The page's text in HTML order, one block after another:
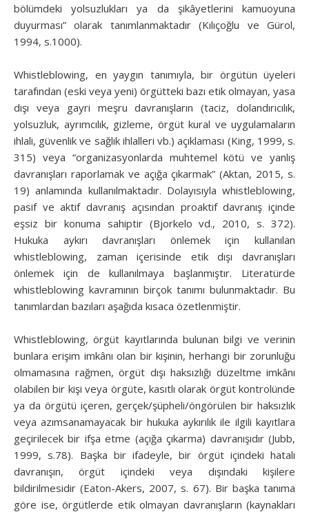
bölümdeki yolsuzlukları ya da şikâyetlerini kamuoyuna
duyurması” olarak tanımlanmaktadır (Kılıçoğlu ve Gürol,
1994, s.1000).
Whistleblowing, en yaygın tanımıyla, bir örgütün üyeleri
tarafından (eski veya yeni) örgütteki bazı etik olmayan, yasa
dışı veya gayri meşru davranışların (taciz, dolandırıcılık,
yolsuzluk, ayrımcılık, gizleme, örgüt kural ve uygulamaların
ihlali, güvenlik ve sağlık ihlalleri vb.) açıklaması (King, 1999, s.
315) veya “organizasyonlarda muhtemel kötü ve yanlış
davranışları raporlamak ve açığa çıkarmak” (Aktan, 2015, s.
19) anlamında kullanılmaktadır. Dolayısıyla whistleblowing,
pasif ve aktif davranış açısından proaktif davranış içinde
eşsiz bir konuma sahiptir (Bjorkelo vd., 2010, s. 372).
Hukuka aykırı davranışları önlemek için kullanılan
whistleblowing, zaman içerisinde etik dışı davranışları
önlemek için de kullanılmaya başlanmıştır. Literatürde
whistleblowing kavramının birçok tanımı bulunmaktadır. Bu
tanımlardan bazıları aşağıda kısaca özetlenmiştir.
Whistleblowing, örgüt kayıtlarında bulunan bilgi ve verinin
bunlara erişim imkânı olan bir kişinin, herhangi bir zorunluğu
olmamasına rağmen, örgüt dışı haksızlığı düzeltme imkânı
olabilen bir kişi veya örgüte, kasıtlı olarak örgüt kontrolünde
ya da örgütü içeren, gerçek/şüpheli/öngörülen bir haksızlık
veya azımsanamayacak bir hukuka aykırılık ile ilgili kayıtlara
geçirilecek bir ifşa etme (açığa çıkarma) davranışıdır (Jubb,
1999, s.78). Başka bir ifadeyle, bir örgüt içindeki hatalı
davranışın, örgüt içindeki veya dışındaki kişilere
bildirilmesidir (Eaton-Akers, 2007, s. 67). Bir başka tanıma
göre ise, örgütlerde etik olmayan davranışların (kaynakları